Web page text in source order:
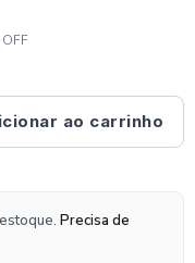
ao carrinho
Precisa de